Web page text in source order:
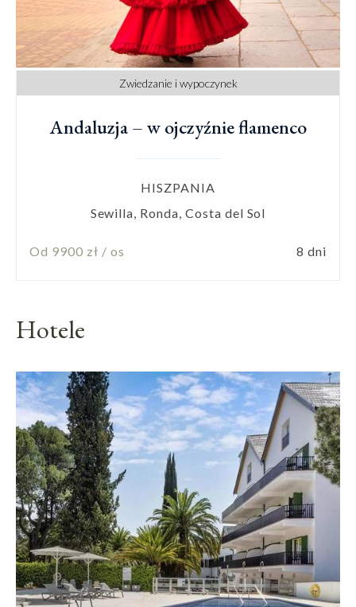
Zwiedzanie i wypoczynek
Andaluzja – w ojczyźnie flamenco
HISZPANIA
Sewilla, Ronda, Costa del Sol
Od 9900 zł / os 8 dni
Hotele